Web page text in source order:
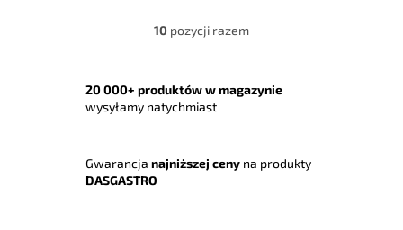
K
t
r
k
i
10 pozycji razem
20 000+ produktów w magazynie
wysyłamy natychmiast
Gwarancja najniższej ceny na produkty
DASGASTRO